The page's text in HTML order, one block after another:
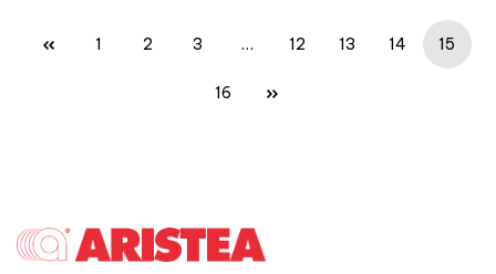
1 2 3 … 12 13 14 15
16